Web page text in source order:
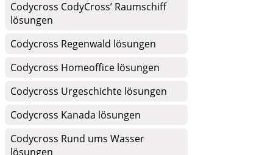
Codycross CodyCross’ Raumschiff
lösungen
Codycross Regenwald lösungen
Codycross Homeoffice lösungen
Codycross Urgeschichte lösungen
Codycross Kanada lösungen
Codycross Rund ums Wasser
lösungen